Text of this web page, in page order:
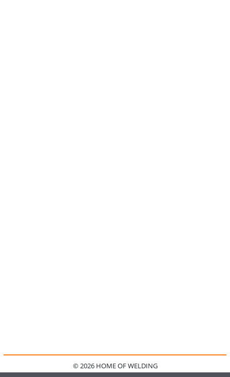
© 2026 HOME OF WELDING